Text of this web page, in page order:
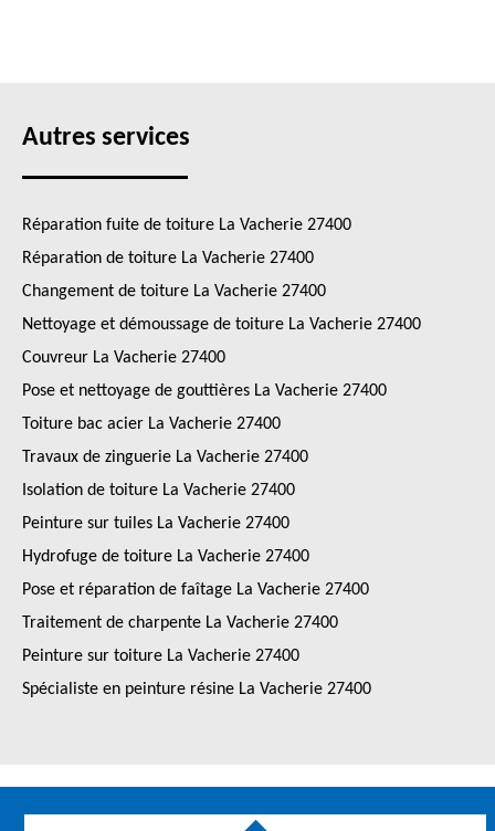
Autres services
Réparation fuite de toiture La Vacherie 27400
Réparation de toiture La Vacherie 27400
Changement de toiture La Vacherie 27400
Nettoyage et démoussage de toiture La Vacherie 27400
Couvreur La Vacherie 27400
Pose et nettoyage de gouttières La Vacherie 27400
Toiture bac acier La Vacherie 27400
Travaux de zinguerie La Vacherie 27400
Isolation de toiture La Vacherie 27400
Peinture sur tuiles La Vacherie 27400
Hydrofuge de toiture La Vacherie 27400
Pose et réparation de faîtage La Vacherie 27400
Traitement de charpente La Vacherie 27400
Peinture sur toiture La Vacherie 27400
Spécialiste en peinture résine La Vacherie 27400